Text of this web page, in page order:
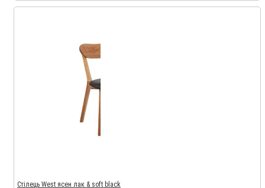
Стілець West ясен лак & soft black